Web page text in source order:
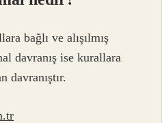
bağlı ve alışılmış
davranış ise kurallara
davranıştır.